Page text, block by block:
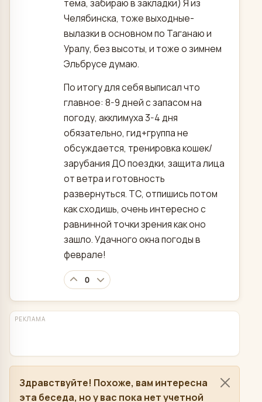
тема, забираю в закладки) Я из
Челябинска, тоже выходные-
вылазки в основном по Таганаю и
Уралу, без высоты, и тоже о зимнем
Эльбрусе думаю.
По итогу для себя выписал что
главное: 8-9 дней с запасом на
погоду, акклимуха 3-4 дня
обязательно, гид+группа не
обсуждается, тренировка кошек/
зарубания ДО поездки, защита лица
от ветра и готовность
развернуться. ТС, отпишись потом
как сходишь, очень интересно с
равнинной точки зрения как оно
зашло. Удачного окна погоды в
феврале!
0
РЕКЛАМА
Здравствуйте! Похоже, вам интересна
эта беседа, но у вас пока нет учетной